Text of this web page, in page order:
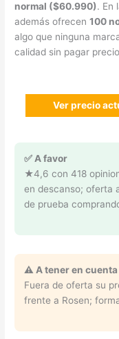
normal ($60.990). En
además ofrecen100
algo que ninguna
calidad sin pagar
Ver precio
✅ A favor
★4,6 con 418
en descanso; oferta
de prueba
⚠️ A tener en cuenta
Fuera de oferta su
frente a Rosen;